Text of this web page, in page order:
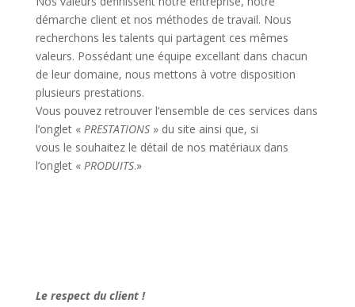
démarche client et nos méthodes de travail. Nous
recherchons les talents qui partagent ces mêmes
valeurs. Possédant une équipe excellant dans chacun
de leur domaine, nous mettons à votre disposition
plusieurs prestations.
Vous pouvez retrouver l’ensemble de ces services dans
l’onglet « PRESTATIONS» du site ainsi que, si
vous le souhaitez le détail de nos matériaux dans
l’onglet « PRODUITS.»
Le respect du client !